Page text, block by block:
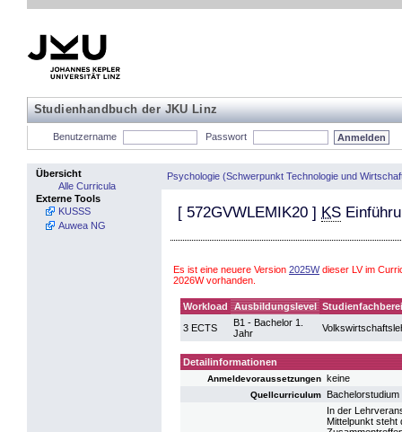
Studienhandbuch der JKU Linz
Benutzername Passwort
Übersicht
Alle Curricula
Externe Tools
KUSSS
Auwea NG
Psychologie (Schwerpunkt Technologie und
[ 572GVWLEMIK20 ] KS
Es ist eine neuere Version 2025Wdieser LV im
2026W vorhanden.
Workload Ausbildungslevel
3 ECTS
B1 - Bachelor 1.
Jahr
Detailinformationen
Anmeldevoraussetzungen keine
Quellcurriculum
In der
Mittelpunkt steht